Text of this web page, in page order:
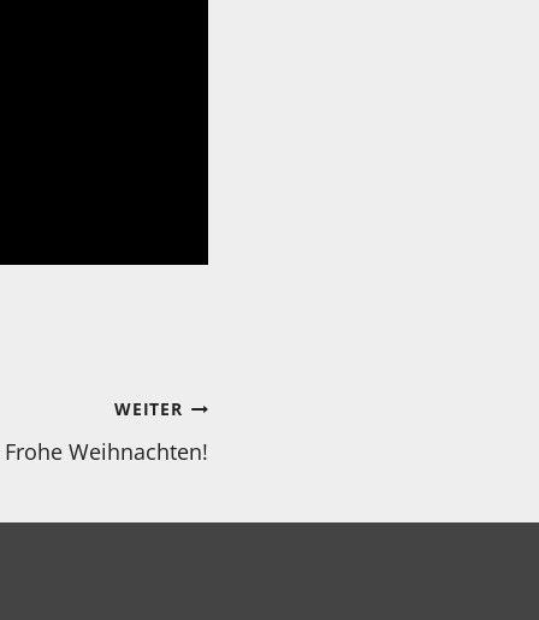
WEITER
Frohe Weihnachten!